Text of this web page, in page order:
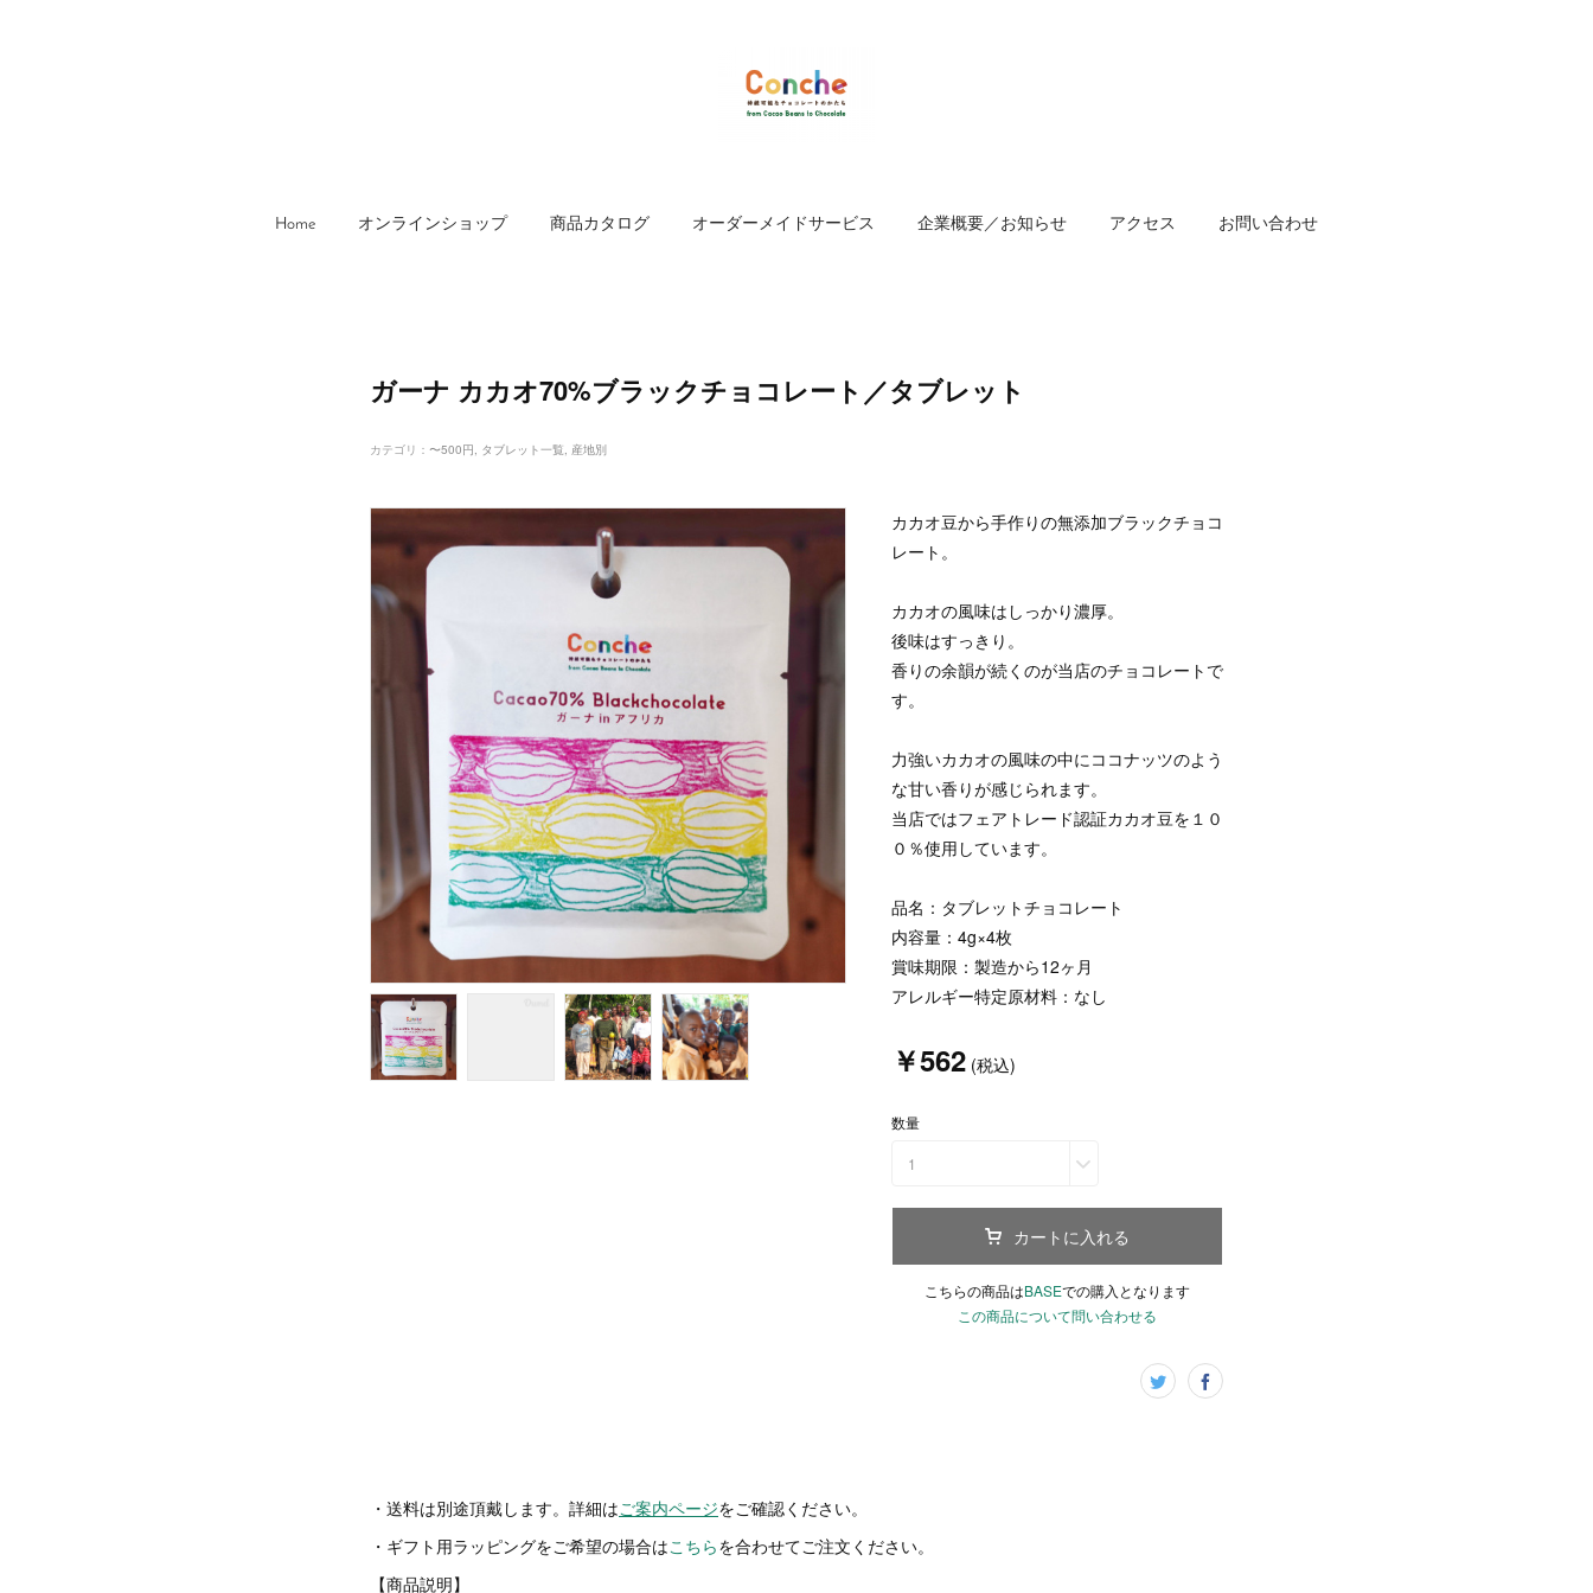
Home オンラインショップ 商品カタログ オーダーメイドサービス 企業概要／お知らせ アクセス お問い合わせ
ガーナ カカオ70%ブラックチョコレート／タブレット
カテゴリ ： 〜500円 タブレット一覧 産地別
カカオ豆から手作りの無添加ブラックチョコ
レート。
カカオの風味はしっかり濃厚。
後味はすっきり。
香りの余韻が続くのが当店のチョコレートで
す。
力強いカカオの風味の中にココナッツのよう
な甘い香りが感じられます。
当店ではフェアトレード認証カカオ豆を１０
０％使用しています。
品名：タブレットチョコレート
内容量：4g×4枚
賞味期限：製造から12ヶ月
アレルギー特定原材料：なし
￥562 (税込)
数量
1
カートに入れる
こちらの商品はBASEでの購入となります
この商品について問い合わせる
・送料は別途頂戴します。詳細はご案内ページをご確認ください。
・ギフト用ラッピングをご希望の場合はこちらを合わせてご注文ください。
【商品説明】